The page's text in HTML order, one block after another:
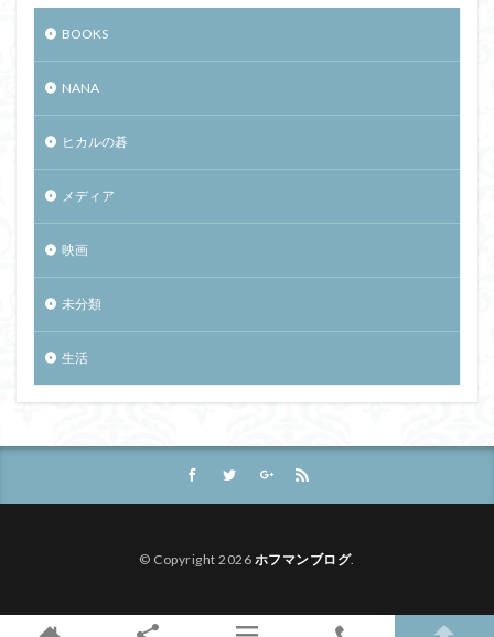
BOOKS
NANA
ヒカルの碁
メディア
映画
未分類
生活
© Copyright 2026 ホフマンブログ.